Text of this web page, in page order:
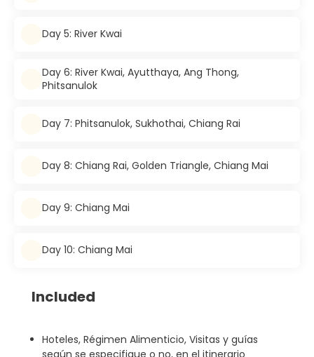
Day 5: River Kwai
Day 6: River Kwai, Ayutthaya, Ang Thong,
Phitsanulok
Day 7: Phitsanulok, Sukhothai, Chiang Rai
Day 8: Chiang Rai, Golden Triangle, Chiang Mai
Day 9: Chiang Mai
Day 10: Chiang Mai
Included
Hoteles, Régimen Alimenticio, Visitas y guías
según se especifique o no, en el itinerario